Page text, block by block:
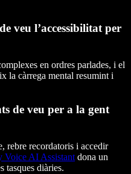
veu l’accessibilitat per
en ordres parlades, i el
la càrrega mental resumint i
de veu per a la gent
rebre recordatoris i accedir
Voice AI Assistant dona un
tasques diàries.